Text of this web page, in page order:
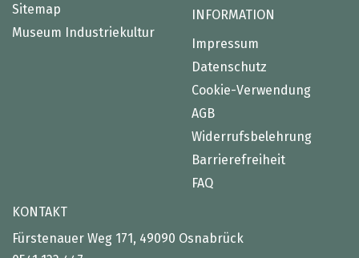
Sitemap
Museum Industriekultur
INFORMATION
Impressum
Datenschutz
Cookie-Verwendung
AGB
Widerrufsbelehrung
Barrierefreiheit
FAQ
KONTAKT
Fürstenauer Weg 171, 49090 Osnabrück